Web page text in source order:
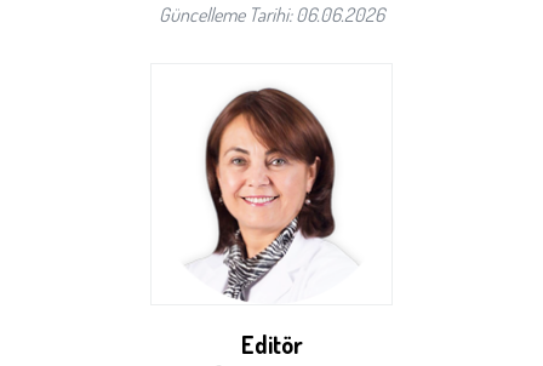
Güncelleme Tarihi: 06.06.2026
Editör